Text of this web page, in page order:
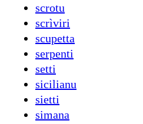
scrotu
scrìviri
scupetta
serpenti
setti
sicilianu
sietti
simana